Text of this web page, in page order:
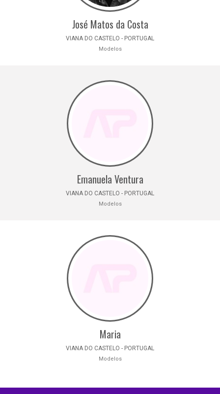
José Matos da Costa
VIANA DO CASTELO - PORTUGAL
Modelos
Emanuela Ventura
VIANA DO CASTELO - PORTUGAL
Modelos
Maria
VIANA DO CASTELO - PORTUGAL
Modelos